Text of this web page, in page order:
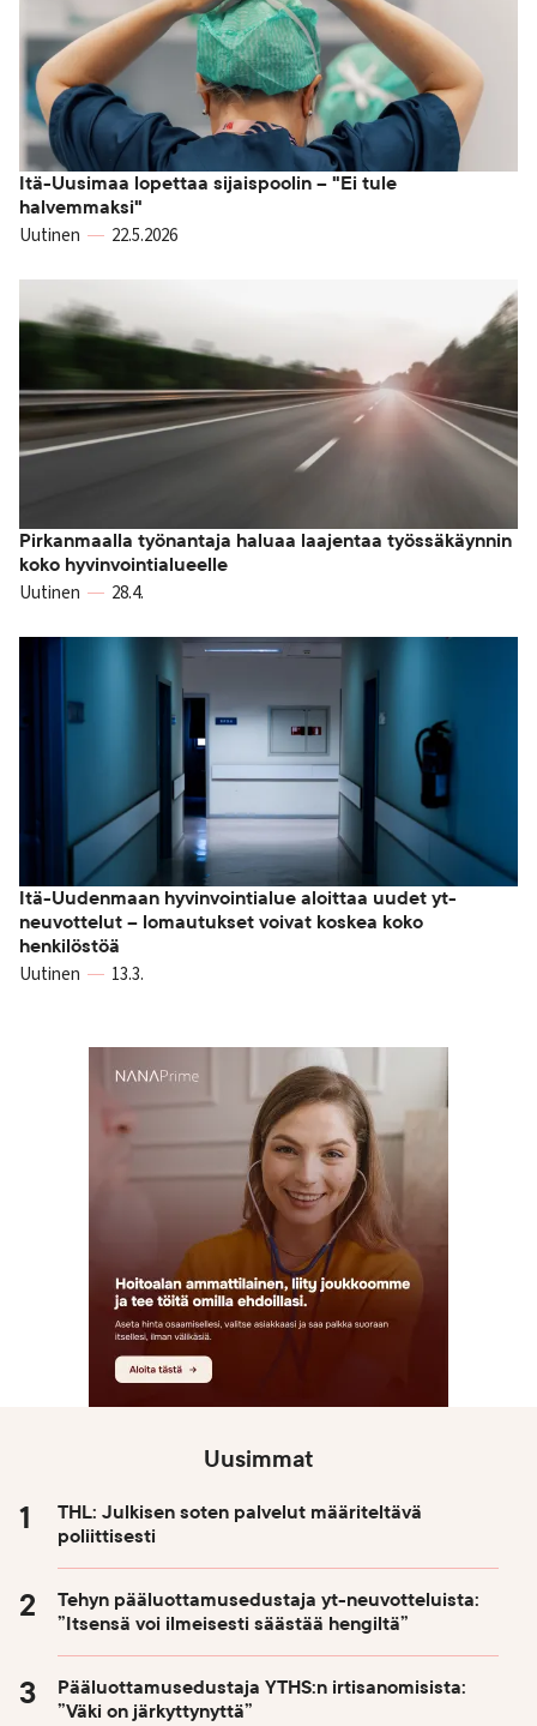
Itä-Uusimaa lopettaa sijaispoolin – "Ei tule
halvemmaksi"
Uutinen 22.5.2026
Pirkanmaalla työnantaja haluaa laajentaa työssäkäynnin
koko hyvinvointialueelle
Uutinen 28.4.
Itä-Uudenmaan hyvinvointialue aloittaa uudet yt-
neuvottelut – lomautukset voivat koskea koko
henkilöstöä
Uutinen 13.3.
Uusimmat
THL: Julkisen soten palvelut määriteltävä
poliittisesti
Tehyn pääluottamusedustaja yt-neuvotteluista:
”Itsensä voi ilmeisesti säästää hengiltä”
Pääluottamusedustaja YTHS:n irtisanomisista:
”Väki on järkyttynyttä”